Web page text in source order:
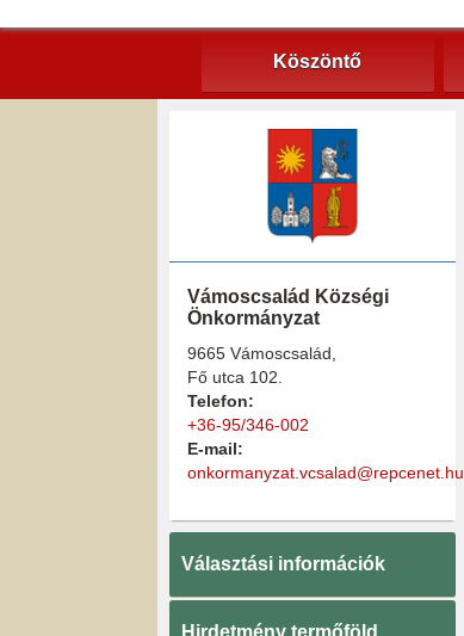
Köszöntő
Vámoscsalád Községi
Önkormányzat
9665 Vámoscsalád,
Fő utca 102.
Telefon:
+36-95/346-002
E-mail:
onkormanyzat.vcsalad@repcenet.hu
Választási információk
Hirdetmény termőföld